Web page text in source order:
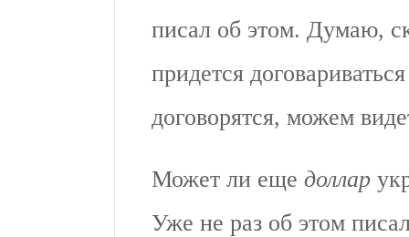
писал об этом. Думаю,
придется
договорятся, можем
Может ли еще доллар
Уже не раз об этом